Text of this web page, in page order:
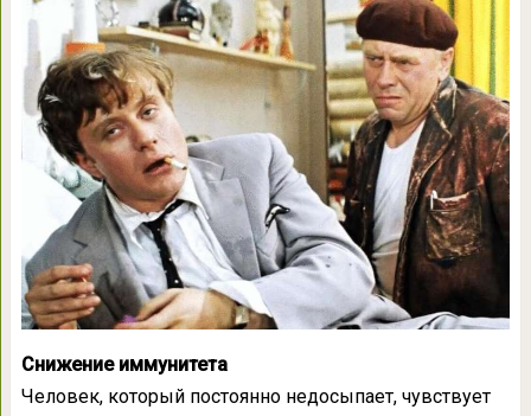
Снижение иммунитета
Человек, который постоянно недосыпает, чувствует